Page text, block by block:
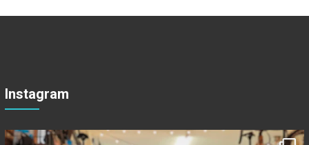
Instagram